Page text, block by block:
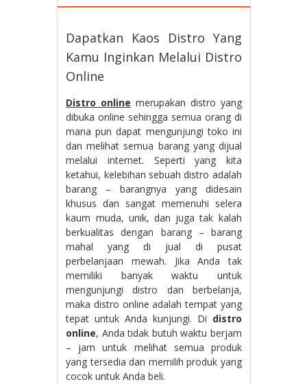
Dapatkan Kaos Distro Yang
Kamu Inginkan Melalui Distro
Online
Distro online merupakan distro yang
dibuka online sehingga semua orang di
mana pun dapat mengunjungi toko ini
dan melihat semua barang yang dijual
melalui internet. Seperti yang kita
ketahui, kelebihan sebuah distro adalah
barang – barangnya yang didesain
khusus dan sangat memenuhi selera
kaum muda, unik, dan juga tak kalah
berkualitas dengan barang – barang
mahal yang di jual di pusat
perbelanjaan mewah. Jika Anda tak
memiliki banyak waktu untuk
mengunjungi distro dan berbelanja,
maka distro online adalah tempat yang
tepat untuk Anda kunjungi. Di distro
online, Anda tidak butuh waktu berjam
– jam untuk melihat semua produk
yang tersedia dan memilih produk yang
cocok untuk Anda beli.